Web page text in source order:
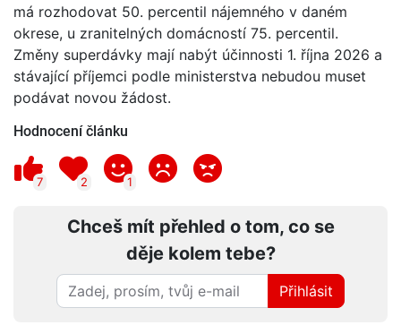
má rozhodovat 50. percentil nájemného v daném
okrese, u zranitelných domácností 75. percentil.
Změny superdávky mají nabýt účinnosti 1. října 2026 a
stávající příjemci podle ministerstva nebudou muset
podávat novou žádost.
Hodnocení článku
7 2 1
Chceš mít přehled o tom, co se
děje kolem tebe?
Přihlásit